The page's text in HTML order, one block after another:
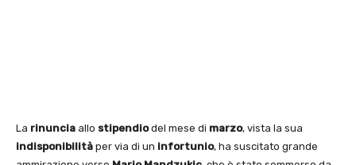
La rinuncia allo stipendiodel mese di marzo, vista la sua
indisponibilità per via di un infortunio, ha suscitato grande